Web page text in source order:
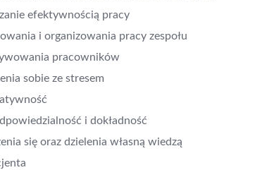
efektywnością pracy
i organizowania pracy zespołu
pracowników
sobie ze stresem
i dokładność
się oraz dzielenia własną wiedzą